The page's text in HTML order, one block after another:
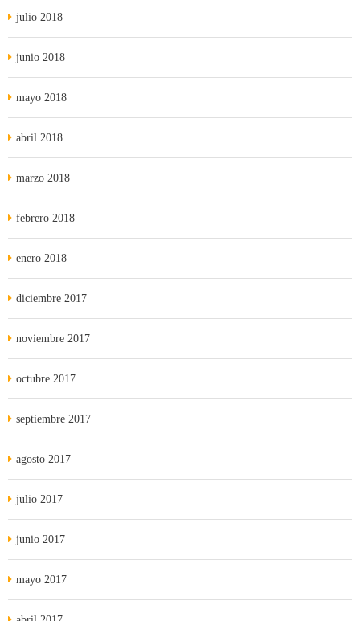
julio 2018
junio 2018
mayo 2018
abril 2018
marzo 2018
febrero 2018
enero 2018
diciembre 2017
noviembre 2017
octubre 2017
septiembre 2017
agosto 2017
julio 2017
junio 2017
mayo 2017